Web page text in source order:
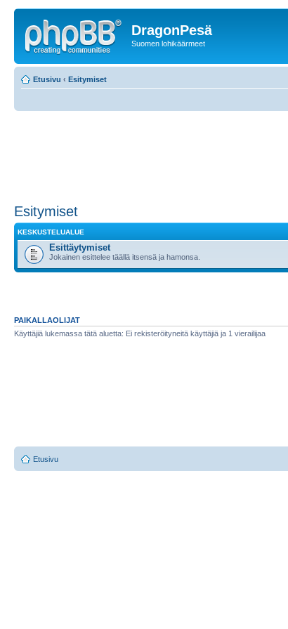
DragonPesä
Suomen lohikäärmeet
Etusivu ‹ Esitymiset
Esitymiset
KESKUSTELUALUE
Esittäytymiset
Jokainen esittelee täällä itsensä ja hamonsa.
PAIKALLAOLIJAT
Käyttäjiä lukemassa tätä aluetta: Ei rekisteröityneitä käyttäjiä ja 1 vierailijaa
Etusivu